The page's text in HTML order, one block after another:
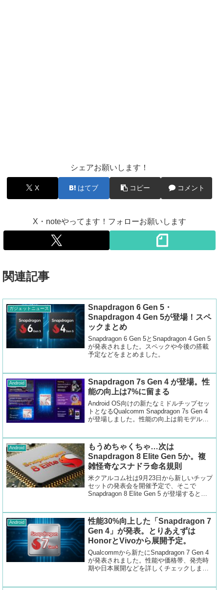
シェアお願いします！
X はてブ コピー コメント
X・noteやってます！フォローお願いします
関連記事
ガジェットニュース
Snapdragon 6 Gen 5・
Snapdragon 4 Gen 5が登場！スペ
ックまとめ
Snapdragon 6 Gen 5とSnapdragon 4 Gen 5
が発表されました。スペックや今後の搭載
予定などをまとめました。
Android
Snapdragon 7s Gen 4 が登場。性
能の向上は7%に留まる
Android OS向けの新たなミドルチップセッ
トとなるQualcomm Snapdragon 7s Gen 4
が登場しました。性能の向上は前モデルか
Android
もうめちゃくちゃ…次は
Snapdragon 8 Elite Gen 5か。複
雑怪奇なスナドラ命名規則
米クアルコム社は9月23日から新しいチップ
セットの発表会を開催予定で、そこで
Snapdragon 8 Elite Gen 5 が登場すると見
Android
性能30%向上した「Snapdragon 7
Gen 4」が発表。とりあえずは
HonorとVivoから展開予定。
Qualcommから新たにSnapdragon 7 Gen 4
が発表されました。性能や価格帯、発売時
期や日本展開などを詳しくチェックしまし